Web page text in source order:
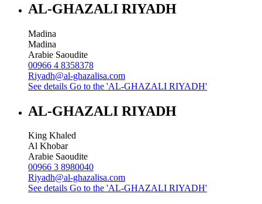
AL-GHAZALI RIYADH
Madina
Madina
Arabie Saoudite
00966 4 8358378
Riyadh@al-ghazalisa.com
See details Go to the 'AL-GHAZALI RIYADH'
AL-GHAZALI RIYADH
King Khaled
Al Khobar
Arabie Saoudite
00966 3 8980040
Riyadh@al-ghazalisa.com
See details Go to the 'AL-GHAZALI RIYADH'